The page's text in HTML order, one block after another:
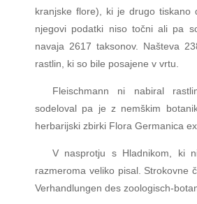
kranjske flore), ki je drugo tiskano
njegovi podatki niso točni ali pa
navaja 2617 taksonov. Našteva
rastlin, ki so bile posajene v vrtu.
Fleischmann ni nabiral
sodeloval pa je z nemškim
herbarijski zbirki Flora Germanica
V nasprotju s Hladnikom, ki
razmeroma veliko pisal. Strokovne
Verhandlungen des zoologisch-